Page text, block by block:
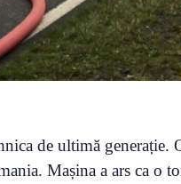
de ultimă
Mașina a ars ca o